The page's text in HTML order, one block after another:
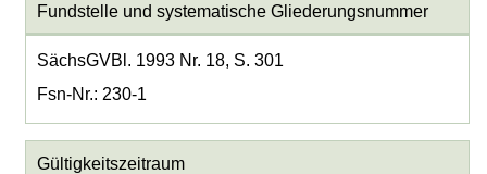
Fundstelle und systematische Gliederungsnummer
SächsGVBl. 1993 Nr. 18, S. 301
Fsn-Nr.: 230-1
Gültigkeitszeitraum